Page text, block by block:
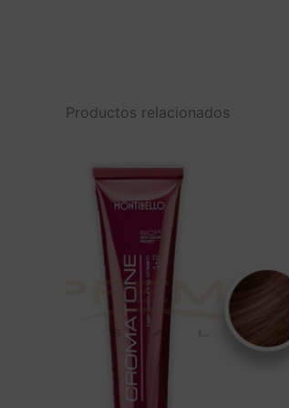
Productos relacionados